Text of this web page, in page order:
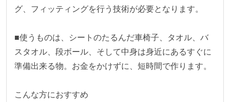
グ、フィッティングを行う技術が必要となります。
■使うものは、シートのたるんだ車椅子、タオル、バ
スタオル、段ボール、そして中身は身近にあるすぐに
準備出来る物。お金をかけずに、短時間で作ります。
こんな方におすすめ